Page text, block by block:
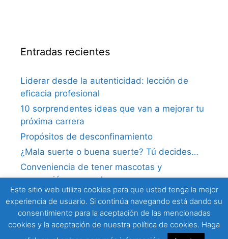
Entradas recientes
Liderar desde la autenticidad: lección de
eficacia profesional
10 sorprendentes ideas que van a mejorar tu
próxima carrera
Propósitos de desconfinamiento
¿Mala suerte o buena suerte? Tú decides…
Conveniencia de tener mascotas y
superación personal
© 2018 PERSSONAL. Psicología Práctica para la Salud y el
Este sitio web utiliza cookies para que usted tenga la mejor
experiencia de usuario. Si continúa navegando está dando su
consentimiento para la aceptación de las mencionadas
cookies y la aceptación de nuestra política de cookies. Haga